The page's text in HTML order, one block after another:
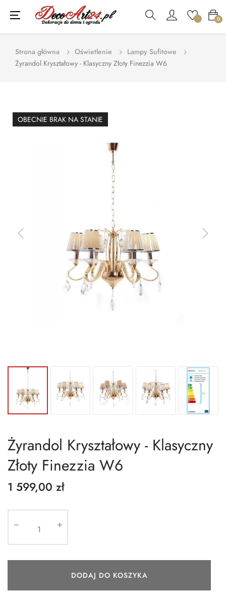
0
Toggle
navigation
☰
Strona główna Oświetlenie
Lampy Sufitowe
Żyrandol Kryształowy - Klasyczny Złoty Finezzia W6
OBECNIE BRAK NA STANIE
Żyrandol Kryształowy - Klasyczny
Złoty Finezzia W6
1 599,00 zł
DODAJ DO KOSZYKA